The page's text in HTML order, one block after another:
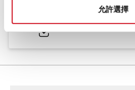
允許選擇
ø25/30 系列 CS型 凸輪開關
793.91KB